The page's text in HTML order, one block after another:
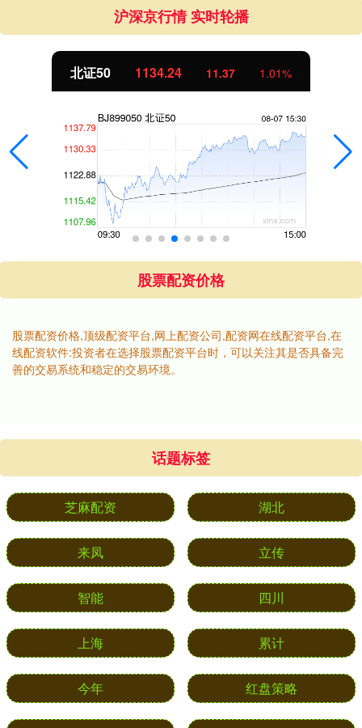
沪深京行情 实时轮播
北证50 1134.24 11.37 1.01%
股票配资价格
股票配资价格,顶级配资平台,网上配资公司,配资网在线配资平台,在
线配资软件:投资者在选择股票配资平台时，可以关注其是否具备完
善的交易系统和稳定的交易环境。
话题标签
芝麻配资 湖北
来凤 立传
智能 四川
上海 累计
今年 红盘策略